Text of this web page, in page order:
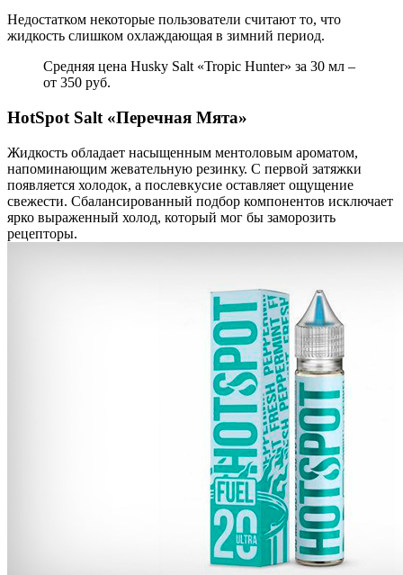
Недостатком некоторые пользователи считают то, что
жидкость слишком охлаждающая в зимний период.
Средняя цена Husky Salt «Tropic Hunter» за 30 мл –
от 350 руб.
HotSpot Salt «Перечная Мята»
Жидкость обладает насыщенным ментоловым ароматом,
напоминающим жевательную резинку. С первой затяжки
появляется холодок, а послевкусие оставляет ощущение
свежести. Сбалансированный подбор компонентов исключает
ярко выраженный холод, который мог бы заморозить
рецепторы.